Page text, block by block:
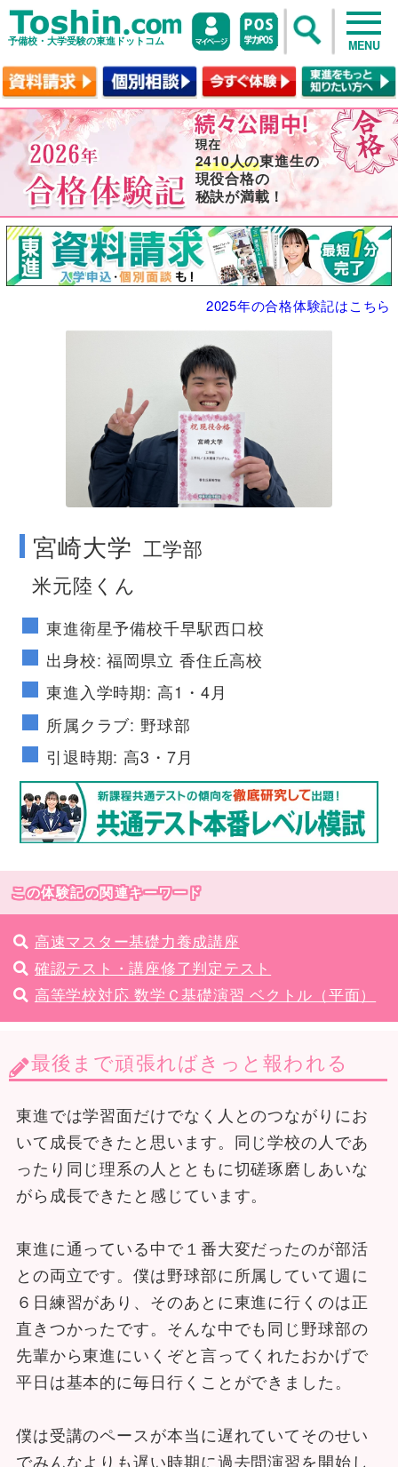
予備校・大学受験の東進ドットコム MENU
2410人の東進生の
現役合格の
秘訣が満載！
2025年の合格体験記はこちら
no image
宮崎大学 工学部
米元陸くん
東進衛星予備校千早駅西口校
出身校: 福岡県立 香住丘高校
東進入学時期: 高1・4月
所属クラブ: 野球部
引退時期: 高3・7月
この体験記の関連キーワード
高速マスター基礎力養成講座
確認テスト・講座修了判定テスト
高等学校対応 数学Ｃ基礎演習 ベクトル（平面）
最後まで頑張ればきっと報われる
東進では学習面だけでなく人とのつながりにお
いて成長できたと思います。同じ学校の人であ
ったり同じ理系の人とともに切磋琢磨しあいな
がら成長できたと感じています。
東進に通っている中で１番大変だったのが部活
との両立です。僕は野球部に所属していて週に
６日練習があり、そのあとに東進に行くのは正
直きつかったです。そんな中でも同じ野球部の
先輩から東進にいくぞと言ってくれたおかげで
平日は基本的に毎日行くことができました。
僕は受講のペースが本当に遅れていてそのせい
でみんなよりも遅い時期に過去問演習を開始し